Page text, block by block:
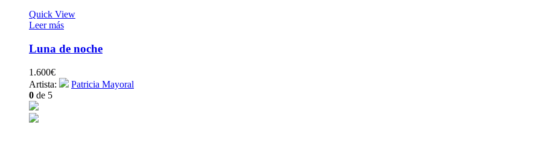
Quick View
Leer más
Luna de noche
1.600€
Artista:
Patricia Mayoral
0 de 5